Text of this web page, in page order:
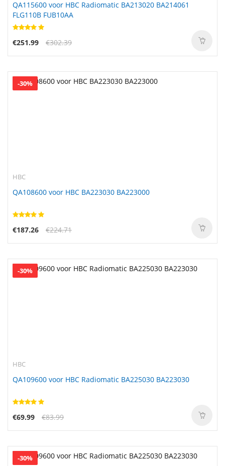
QA115600 voor HBC Radiomatic BA213020 BA214061
FLG110B FUB10AA
€251.99 €302.39
-30%
HBC
QA108600 voor HBC BA223030 BA223000
€187.26 €224.71
-30%
HBC
QA109600 voor HBC Radiomatic BA225030 BA223030
€69.99 €83.99
-30%